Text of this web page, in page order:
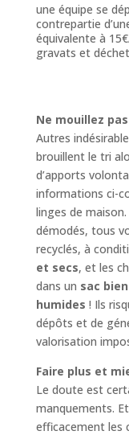
une équipe se
contrepartie
équivalente à
gravats et
Ne mouillez
Autres
brouillent le tri
d’apports
informations ci-
linges de
démodés, tous
recyclés, à
et secs, et les
dans un sac
humides ! Ils
dépôts et de
valorisation
Faire plus et
Le doute est
manquements.
efficacement les